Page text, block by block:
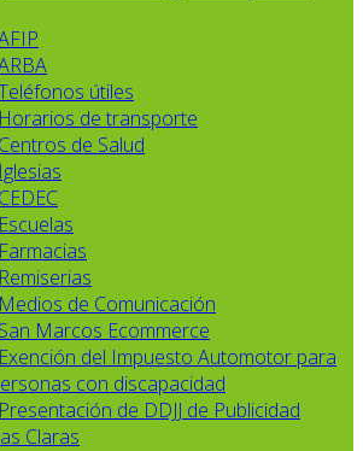
útiles
Horarios de transporte
Centros de Salud
Iglesias
CEDEC
Escuelas
Farmacias
Remiserias
Medios de Comunicación
San Marcos Ecommerce
Exención del Impuesto Automotor para
con discapacidad
Presentación de DDJJ de Publicidad
Claras